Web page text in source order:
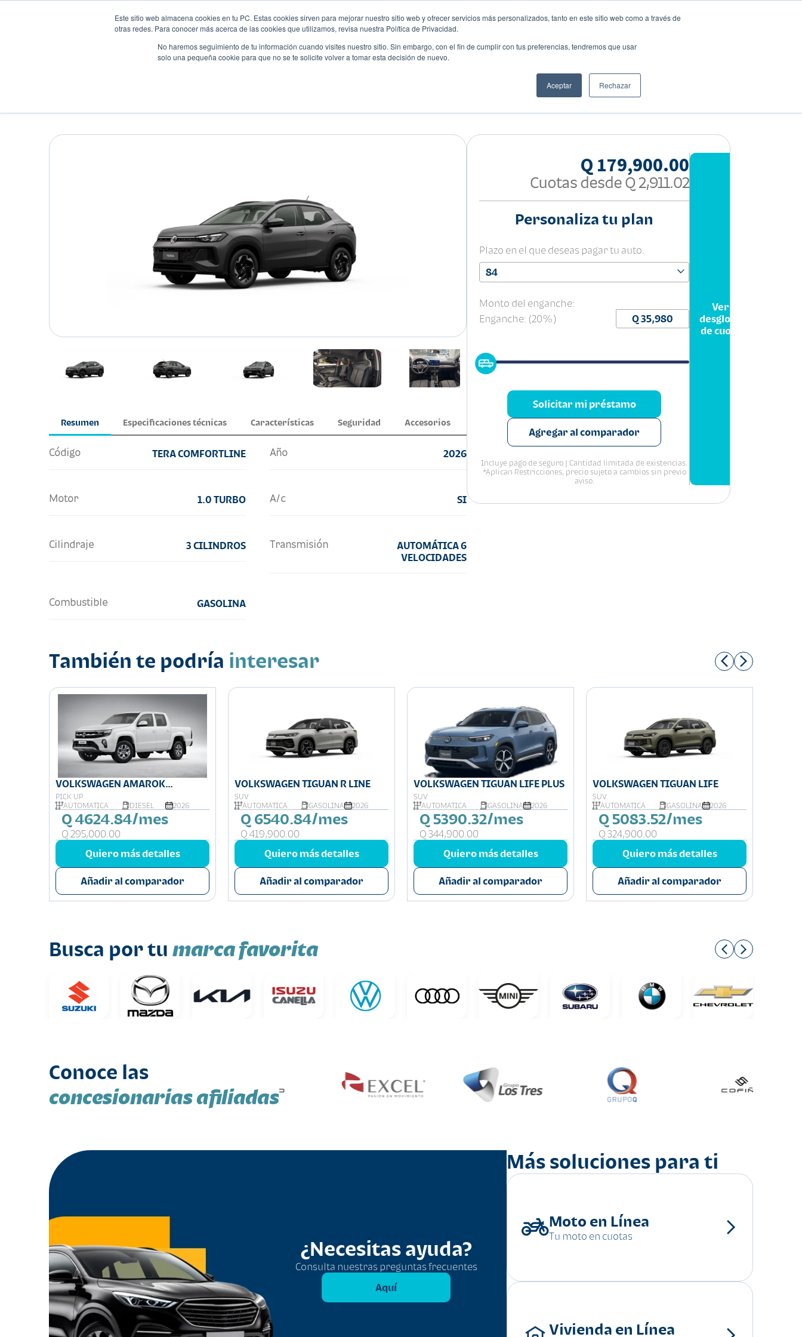
Este sitio web almacena cookies en tu PC. Estas cookies sirven para mejorar nuestro sitio web y ofrecer servicios más personalizados, tanto en este sitio web como a través de
otras redes. Para conocer más acerca de las cookies que utilizamos, revisa nuestra Política de Privacidad.
No haremos seguimiento de tu información cuando visites nuestro sitio. Sin embargo, con el fin de cumplir con tus preferencias, tendremos que usar
solo una pequeña cookie para que no se te solicite volver a tomar esta decisión de nuevo.
Aceptar Rechazar
Compartir:
Resumen Especificaciones técnicas Características Seguridad Accesorios
Código TERA COMFORTLINE Año 2026
Motor 1.0 TURBO A/c SI
Cilindraje 3 CILINDROS Transmisión
AUTOMÁTICA 6
VELOCIDADES
Combustible GASOLINA
Q 179,900.00
Cuotas desde Q 2,911.02
Personaliza tu plan
Plazo en el que deseas pagar tu auto.
84
Monto del enganche:
Enganche: (20%)
Solicitar mi préstamo
Agregar al comparador
Incluye pago de seguro | Cantidad limitada de existencias.
*Aplican Restricciones, precio sujeto a cambios sin previo
aviso.
Ver
desglose
de cuota
También te podría interesar
VOLKSWAGEN AMAROK
COMFORTLINE
PICK UP
AUTOMÁTICA
DIESEL 2026
Q 4624.84/mes
Q 295,000.00
Quiero más detalles
Añadir al comparador
VOLKSWAGEN TIGUAN R LINE
SUV
AUTOMÁTICA
GASOLINA 2026
Q 6540.84/mes
Q 419,900.00
Quiero más detalles
Añadir al comparador
VOLKSWAGEN TIGUAN LIFE PLUS
SUV
AUTOMÁTICA
GASOLINA 2026
Q 5390.32/mes
Q 344,900.00
Quiero más detalles
Añadir al comparador
VOLKSWAGEN TIGUAN LIFE
SUV
AUTOMÁTICA
GASOLINA 2026
Q 5083.52/mes
Q 324,900.00
Quiero más detalles
Añadir al comparador
Busca por tu marca favorita
Conoce las
concesionarias afiliadas
¿Necesitas ayuda?
Consulta nuestras preguntas frecuentes
Aquí
Más soluciones para ti
Moto en Línea
Tu moto en cuotas
Vivienda en Línea